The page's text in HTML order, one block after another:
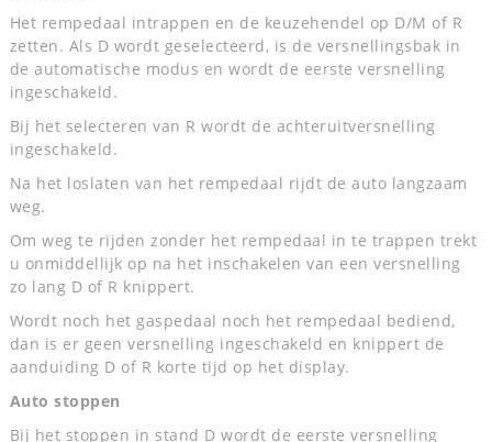
Het rempedaal intrappen en de keuzehendel op D/M of R
zetten. Als D wordt geselecteerd, is de versnellingsbak in
de automatische modus en wordt de eerste versnelling
ingeschakeld.
Bij het selecteren van R wordt de achteruitversnelling
ingeschakeld.
Na het loslaten van het rempedaal rijdt de auto langzaam
weg.
Om weg te rijden zonder het rempedaal in te trappen trekt
u onmiddellijk op na het inschakelen van een versnelling
zo lang D of R knippert.
Wordt noch het gaspedaal noch het rempedaal bediend,
dan is er geen versnelling ingeschakeld en knippert de
aanduiding D of R korte tijd op het display.
Auto stoppen
Bij het stoppen in stand D wordt de eerste versnelling